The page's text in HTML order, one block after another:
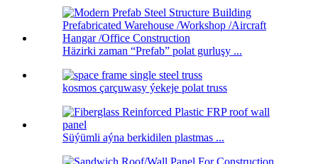
Häzirki zaman “Prefab” polat gurluşy ...
kosmos çarçuwasy ýekeje polat truss
Süýümli aýna berkidilen plastmas ...